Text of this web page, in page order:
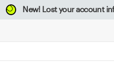
New! Lost your account